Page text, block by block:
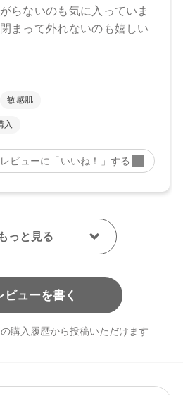
ビューを書く
購入履歴から投稿いただけます